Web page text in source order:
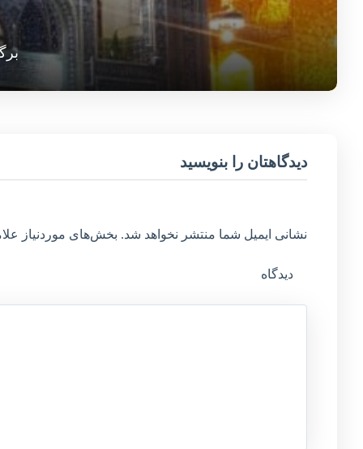
دیدگاهتان را بنویسید
نشانی ایمیل شما منتشر نخواهد شد. بخش‌های موردنیاز
دیدگاه